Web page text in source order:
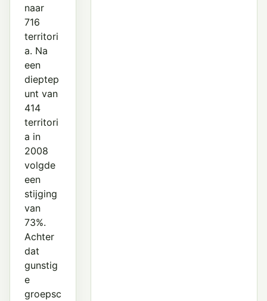
naar
716
territori
a. Na
een
dieptep
unt van
414
territori
a in
2008
volgde
een
stijging
van
73%.
Achter
dat
gunstig
e
groepsc